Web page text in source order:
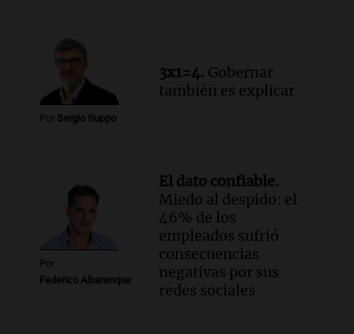
Informados al regreso
Episodios
Por Sergio Suppo
3x1=4. Gobernar
también es explicar
Por
Federico Albarenque
El dato confiable.
Miedo al despido: el
46% de los
empleados sufrió
consecuencias
negativas por sus
redes sociales